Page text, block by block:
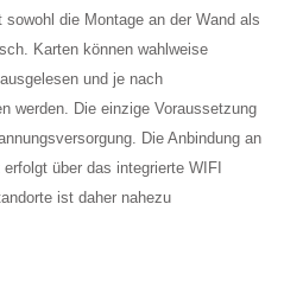
die Montage an der Wand als
Karten können wahlweise
und je nach
werden. Die einzige Voraussetzung
Die Anbindung an
über das integrierte WIFI
ist daher nahezu